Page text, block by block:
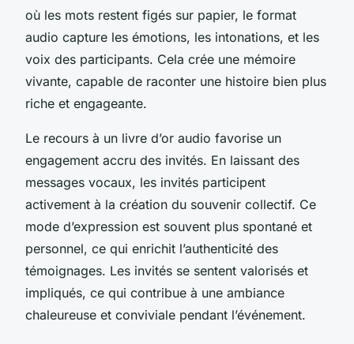
où les mots restent figés sur papier, le format
audio capture les émotions, les intonations, et les
voix des participants. Cela crée une mémoire
vivante, capable de raconter une histoire bien plus
riche et engageante.
Le recours à un livre d’or audio favorise un
engagement accru des invités. En laissant des
messages vocaux, les invités participent
activement à la création du souvenir collectif. Ce
mode d’expression est souvent plus spontané et
personnel, ce qui enrichit l’authenticité des
témoignages. Les invités se sentent valorisés et
impliqués, ce qui contribue à une ambiance
chaleureuse et conviviale pendant l’événement.